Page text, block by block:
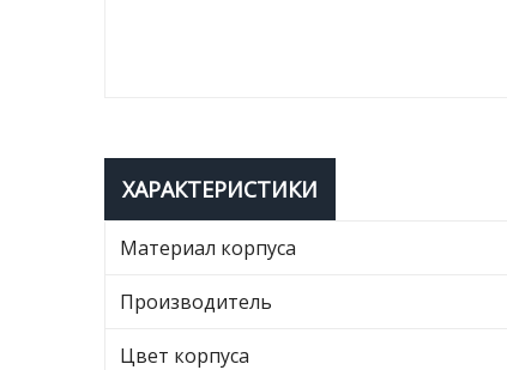
ХАРАКТЕРИСТИКИ
Материал корпуса
Производитель
Цвет корпуса